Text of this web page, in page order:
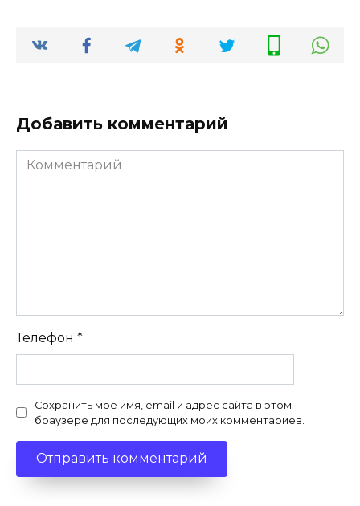
Добавить комментарий
Комментарий
Телефон *
Сохранить моё имя, email и адрес сайта в этом
браузере для последующих моих комментариев.